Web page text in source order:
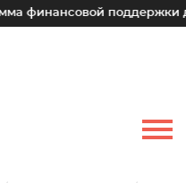
поддержки для